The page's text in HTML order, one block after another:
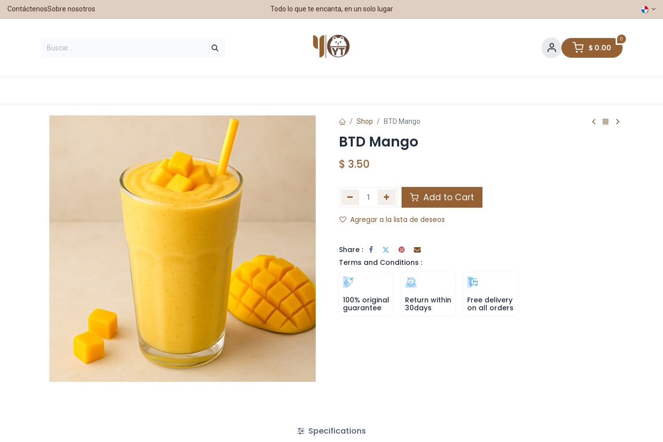
ContáctenosSobre nosotros Todo lo que te encanta, en un solo lugar
0
$ 0.00
Shop BTD Mango
BTD Mango
$ 3.50
Add to Cart
Agregar a la lista de deseos
Share :
Terms and Conditions :
100% original
guarantee
Return within
30days
Free delivery
on all orders
Specifications